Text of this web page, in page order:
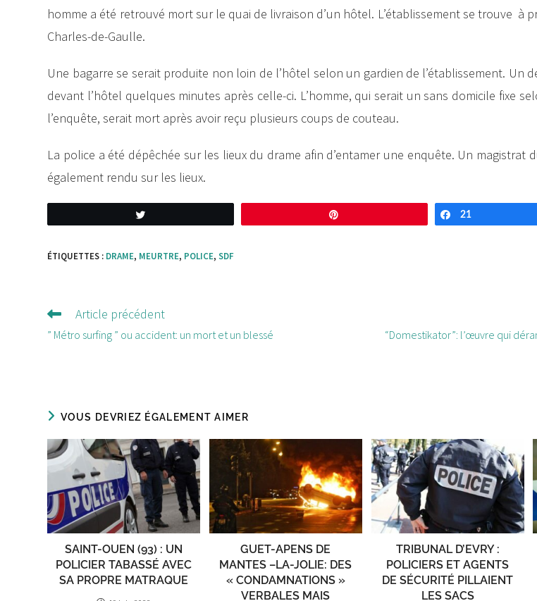
homme a été retrouvé mort sur le quai de livraison d’un hôtel. L’établissement se trouve à
Charles-de-Gaulle.
Une bagarre se serait produite non loin de l’hôtel selon un gardien de l’établissement. Un
devant l’hôtel quelques minutes après celle-ci. L’homme, qui serait un sans domicile fixe
l’enquête, serait mort après avoir reçu plusieurs coups de couteau.
La police a été dépêchée sur les lieux du drame afin d’entamer une enquête. Un magistrat
également rendu sur les lieux.
Partagez
21
ÉTIQUETTES : DRAME, MEURTRE, POLICE, SDF
Lire
d'autres
Article précédent
” Métro surfing ” ou accident: un mort et un blessé
“Domestikator”: l’œuvre qui
VOUS DEVRIEZ ÉGALEMENT AIMER
SAINT-OUEN (93) : UN
POLICIER TABASSÉ AVEC
SA PROPRE MATRAQUE
GUET-APENS DE
MANTES –LA-JOLIE: DES
« CONDAMNATIONS »
VERBALES MAIS
TRIBUNAL D’EVRY :
POLICIERS ET AGENTS
DE SÉCURITÉ PILLAIENT
LES SACS